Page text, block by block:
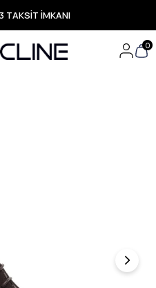
TAKSİT İMKANI
KARGO
Özel Fırsatlar
Hızlı Teslimat
0